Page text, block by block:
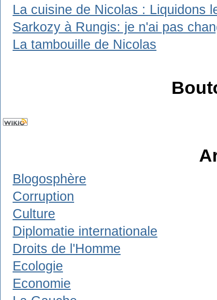
La cuisine de Nicolas : Liquidons
Sarkozy à Rungis: je n'ai pas
La tambouille de Nicolas
Blogosphère
Corruption
Culture
Diplomatie internationale
Droits de l'Homme
Ecologie
Economie